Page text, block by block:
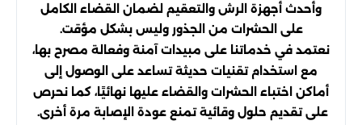
وأحدث أجهزة الرش والتعقيم لضمان القضاء الكامل
على الحشرات من الجذور وليس بشكل مؤقت.
نعتمد في خدماتنا على مبيدات آمنة وفعالة مصرح بها،
مع استخدام تقنيات حديثة تساعد على الوصول إلى
أماكن اختباء الحشرات والقضاء عليها نهائيًا، كما نحرص
على تقديم حلول وقائية تمنع عودة الإصابة مرة أخرى.